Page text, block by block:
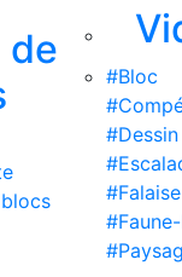
de
#Bloc
#Dessin
#Falaise